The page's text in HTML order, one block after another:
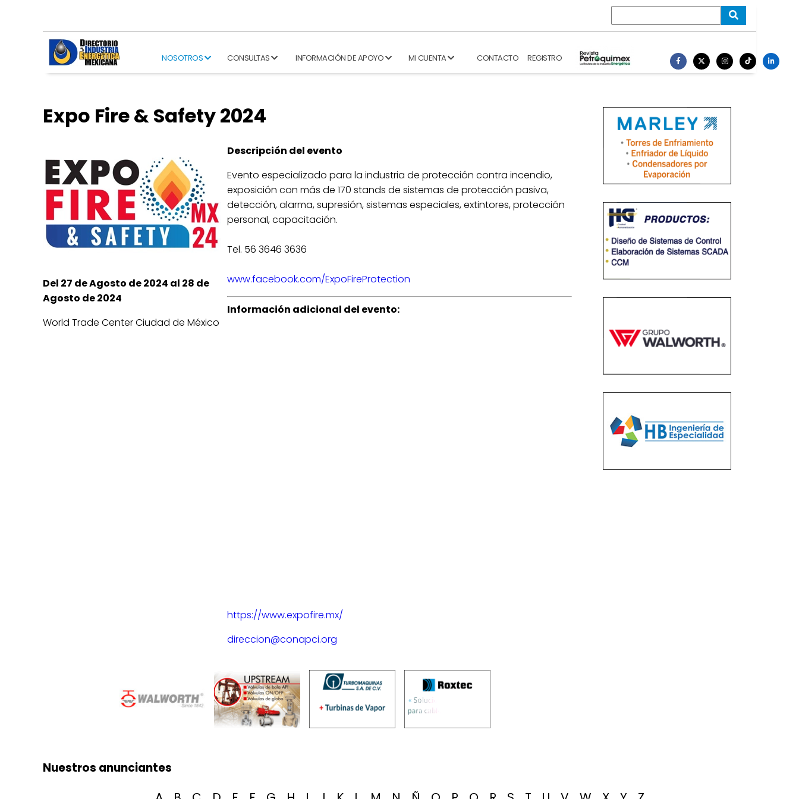
NOSOTROS CONSULTAS INFORMACIÓN DE APOYO MI CUENTA CONTACTO REGISTRO
Expo Fire & Safety 2024
Del 27 de Agosto de 2024 al 28 de
Agosto de 2024
World Trade Center Ciudad de México
Descripción del evento
Evento especializado para la industria de protección contra incendio,
exposición con más de 170 stands de sistemas de protección pasiva,
detección, alarma, supresión, sistemas especiales, extintores, protección
personal, capacitación.
Tel. 56 3646 3636
www.facebook.com/ExpoFireProtection
Información adicional del evento:
https://www.expofire.mx/
direccion@conapci.org
Nuestros anunciantes